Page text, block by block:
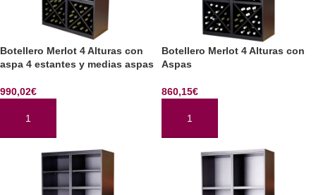
Botellero Merlot 4 Alturas con
aspa 4 estantes y medias aspas
990,02€
AÑADIR AL CARRITO
Botellero Merlot 4 Alturas con
Aspas
860,15€
AÑADIR AL CARRITO